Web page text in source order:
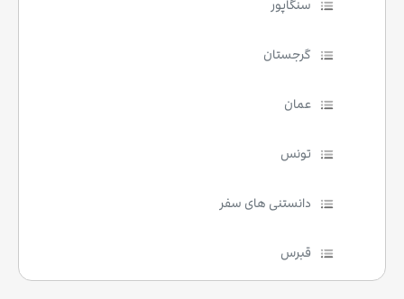
سنگاپور
گرجستان
عمان
تونس
دانستنی های سفر
قبرس